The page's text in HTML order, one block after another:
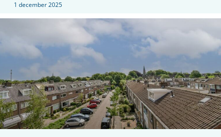
1 december 2025